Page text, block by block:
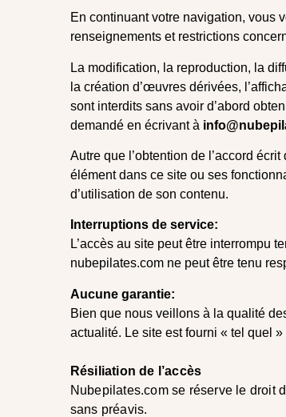
En continuant votre navigation, vous
renseignements et restrictions
La modification, la reproduction, la
la création d’œuvres dérivées,
sont interdits sans avoir d’abord
demandé en écrivant à
Autre que l’obtention de l’accord
élément dans ce site ou ses
d’utilisation de son contenu.
Interruptions de service:
L’accès au site peut être interrompu
nubepilates.com ne peut être tenu
Aucune garantie:
Bien que nous veillons à la qualité
actualité. Le site est fourni « tel quel
Résiliation de l’accès
Nubepilates.com se réserve le droit
sans préavis.